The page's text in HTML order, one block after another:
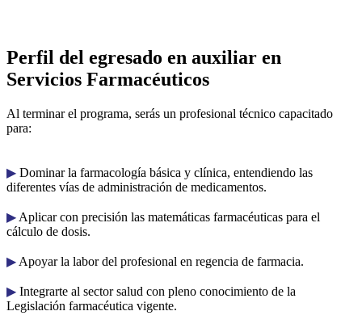
Perfil del egresado en auxiliar en
Servicios Farmacéuticos
Al terminar el programa, serás un profesional técnico capacitado
para:
▶︎ Dominar la farmacología básica y clínica, entendiendo las
diferentes vías de administración de medicamentos.
▶︎ Aplicar con precisión las matemáticas farmacéuticas para el
cálculo de dosis.
▶︎ Apoyar la labor del profesional en regencia de farmacia.
▶︎ Integrarte al sector salud con pleno conocimiento de la
Legislación farmacéutica vigente.